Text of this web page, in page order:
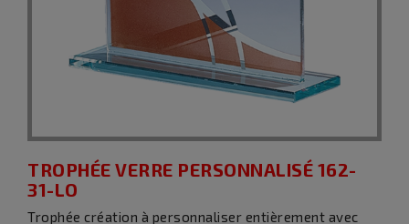
TROPHÉE VERRE PERSONNALISÉ 162-
31-LO
Trophée création à personnaliser entièrement avec